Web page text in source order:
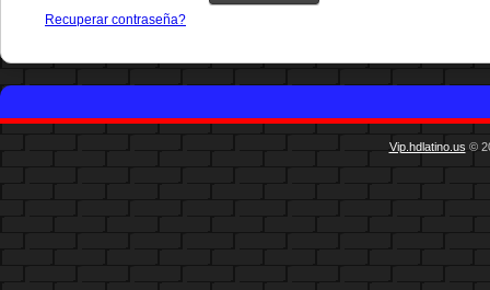
Recuperar contraseña?
Vip.hdlatino.us ©